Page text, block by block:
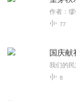
77
国庆献
8